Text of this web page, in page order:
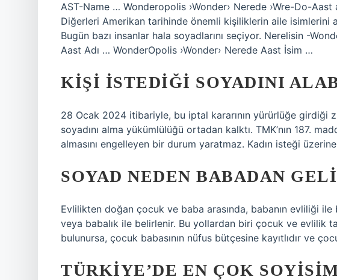
AST-Name … Wonderopolis ›Wonder› Nerede ›Wre-Do-Aast
Diğerleri Amerikan tarihinde önemli kişiliklerin aile isimlerini
Bugün bazı insanlar hala soyadlarını seçiyor. Nerelisin -
Aast Adı … WonderOpolis ›Wonder› Nerede Aast İsim …
KIŞI ISTEDIĞI SOYADINI
28 Ocak 2024 itibariyle, bu iptal kararının yürürlüğe girdiği
soyadını alma yükümlülüğü ortadan kalktı. TMK’nın 187.
almasını engelleyen bir durum yaratmaz. Kadın isteği üzerine
SOYAD NEDEN BABADAN
Evlilikten doğan çocuk ve baba arasında, babanın evliliği ile
veya babalık ile belirlenir. Bu yollardan biri çocuk ve evlilik
bulunursa, çocuk babasının nüfus bütçesine kayıtlıdır ve
TÜRKIYE’DE EN ÇOK